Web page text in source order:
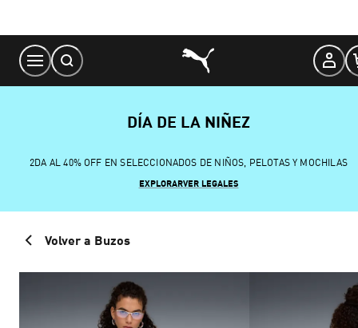
Content
DÍA DE LA NIÑEZ
2DA AL 40% OFF EN SELECCIONADOS DE NIÑOS, PELOTAS Y MOCHILAS
EXPLORARVER LEGALES
Volver a Buzos